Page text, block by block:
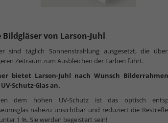
Bildgläser von Larson-Juhl
sind täglich Sonnenstrahlung ausgesetzt, die
Zeitraum zum Ausbleichen der Farben führt.
bietet Larson-Juhl nach Wunsch
Schutz-Glas an.
dem hohen UV-Schutz ist das optisch
nahezu unsichtbar und reduziert die
1 %. Sie werden begeistert sein!